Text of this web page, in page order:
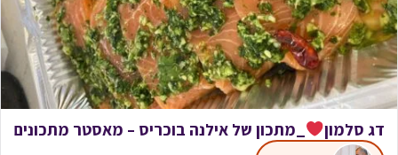
דג סלמון _מתכון של אילנה בוכריס – מאסטר מתכונים